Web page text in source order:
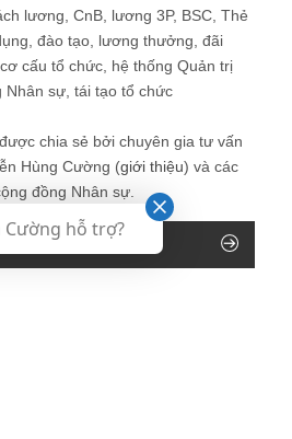
lương, CnB, lương 3P, BSC, Thẻ
đào tạo, lương thưởng, đãi
cấu tổ chức, hệ thống Quản trị
sự, tái tạo tổ chức
chia sẻ bởi chuyên gia tư vấn
Hùng Cường (giới thiệu) và các
đồng Nhân sự.
Cường hỗ trợ?